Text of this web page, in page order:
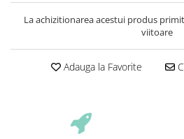
La achizitionarea acestui produs
viitoare
Adauga la Favorite